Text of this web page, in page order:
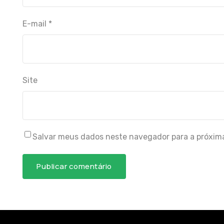
E-mail *
Site
Salvar meus dados neste navegador para a